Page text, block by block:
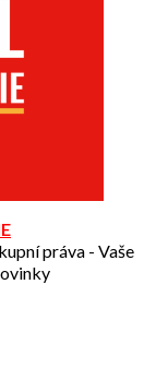
práva - Vaše